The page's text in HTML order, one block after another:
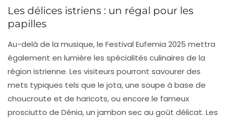
Les délices istriens : un régal pour les
papilles
Au-delà de la musique, le Festival Eufemia 2025 mettra
également en lumière les spécialités culinaires de la
région istrienne. Les visiteurs pourront savourer des
mets typiques tels que le jota, une soupe à base de
choucroute et de haricots, ou encore le fameux
prosciutto de Dénia, un jambon sec au goût délicat. Les